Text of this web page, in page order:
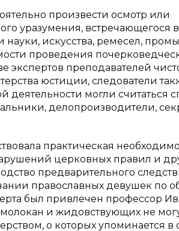
произвести осмотр или
уразумения, встречающегося
науки, искусства, ремесел,
проведения
экспертов преподавателей
юстиции, следователи
могли считаться
делопроизводители,
практическая
церковных правил и
предварительного
православных девушек по
был привлечен профессор
молокан и жидовствующих не
о которых упоминается в